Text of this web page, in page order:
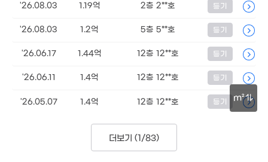
m²
'26.08.03 1.19억 2층 2**호 등기
'26.08.03 1.2억 5층 5**호 등기
'26.06.17 1.44억 12층 12**호 등기
'26.06.11 1.4억 12층 12**호 등기
'26.05.07 1.4억 12층 12**호 등기
더보기 (1/83)